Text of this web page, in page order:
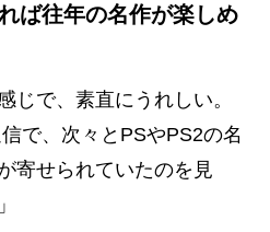
ば往年の名作が楽しめ
じで、素直にうれしい。
で、次々とPSやPS2の名
寄せられていたのを見